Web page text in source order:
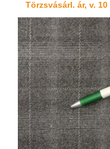
Törzsvásárl. ár, v.